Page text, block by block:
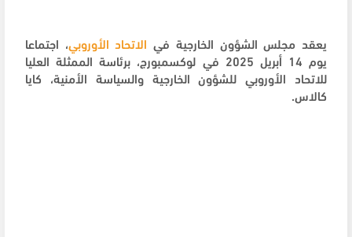
يعقد مجلس الشؤون الخارجية في الاتحاد الأوروبي، اجتماعا
يوم 14 أبريل 2025 في لوكسمبورج، برئاسة الممثلة العليا
للاتحاد الأوروبي للشؤون الخارجية والسياسة الأمنية، كايا
كالاس.